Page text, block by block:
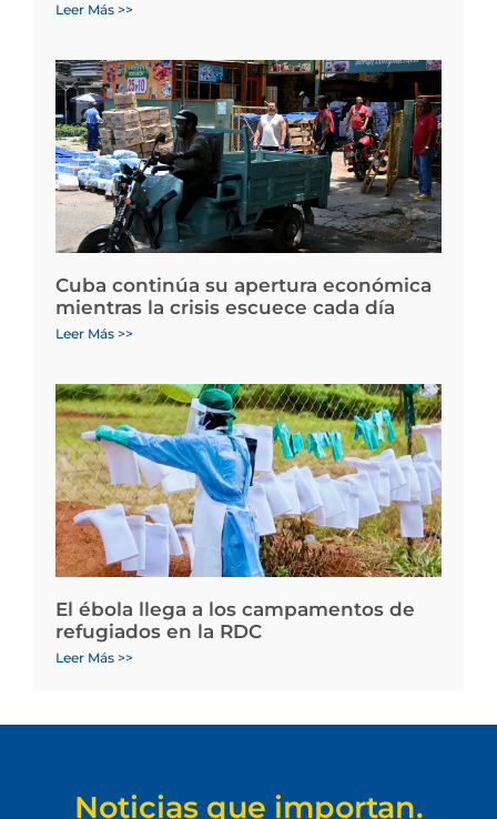
Leer Más >>
Cuba continúa su apertura económica
mientras la crisis escuece cada día
Leer Más >>
El ébola llega a los campamentos de
refugiados en la RDC
Leer Más >>
Noticias que importan.